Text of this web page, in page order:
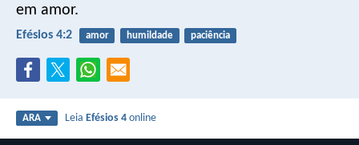
em amor.
Efésios 4:2 amor humildade paciência
ARA LeiaEfésios 4 online